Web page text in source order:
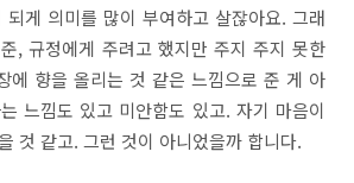
되게 의미를 많이 부여하고 살잖아요.그래
, 규정에게 주려고 했지만 주지 주지 못한
에 향을 올리는 것 같은 느낌으로 준 게 아
느낌도 있고 미안함도 있고. 자기 마음이
것 같고. 그런 것이 아니었을까 합니다.